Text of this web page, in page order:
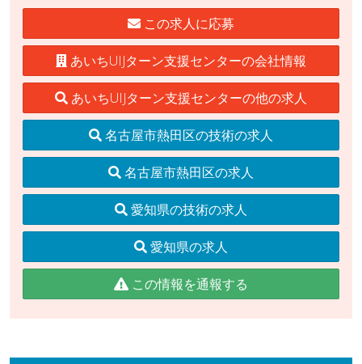
この求人に応募
あいちUIJターン支援センターの会社情報
あいちUIJターン支援センターの他の求人
名古屋市熱田区の技術の求人
名古屋市熱田区の求人
愛知県の技術の求人
愛知県の求人
この情報を通報する